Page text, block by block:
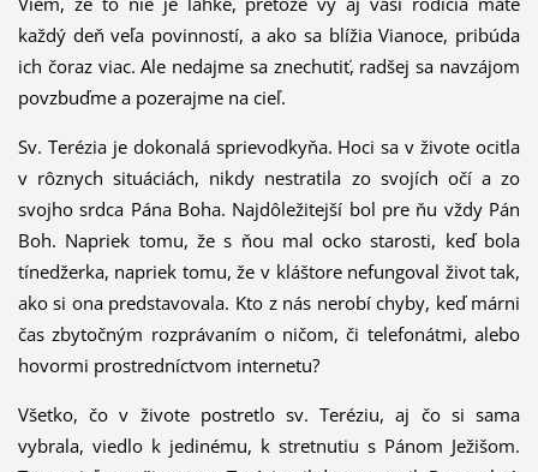
každý deň veľa povinností, a ako sa blížia Vianoce, pribúda
ich čoraz viac. Ale nedajme sa znechutiť, radšej sa navzájom
povzbuďme a pozerajme na cieľ.
Sv. Terézia je dokonalá sprievodkyňa. Hoci sa v živote ocitla
v rôznych situáciách, nikdy nestratila zo svojích očí a zo
svojho srdca Pána Boha. Najdôležitejší bol pre ňu vždy Pán
Boh. Napriek tomu, že s ňou mal ocko starosti, keď bola
tínedžerka, napriek tomu, že v kláštore nefungoval život tak,
ako si ona predstavovala. Kto z nás nerobí chyby, keď márni
čas zbytočným rozprávaním o ničom, či telefonátmi, alebo
hovormi prostredníctvom internetu?
Všetko, čo v živote postretlo sv. Teréziu, aj čo si sama
vybrala, viedlo k jedinému, k stretnutiu s Pánom Ježišom.